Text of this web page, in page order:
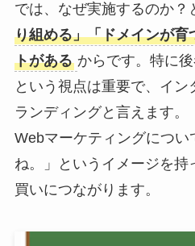
では、なぜ実施するのか？
り組める」「ドメインが育
トがある からです。特に
という視点は重要で、イ
ランディングと言えます。
Webマーケティングについ
ね。」というイメージを持
買いにつながります。